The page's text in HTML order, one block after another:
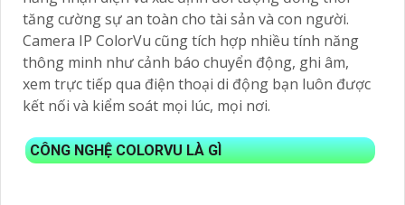
tăng cường sự an toàn cho tài sản và con người.
Camera IP ColorVu cũng tích hợp nhiều tính năng
thông minh như cảnh báo chuyển động, ghi âm,
xem trực tiếp qua điện thoại di động bạn luôn được
kết nối và kiểm soát mọi lúc, mọi nơi.
CÔNG NGHỆ COLORVU LÀ GÌ